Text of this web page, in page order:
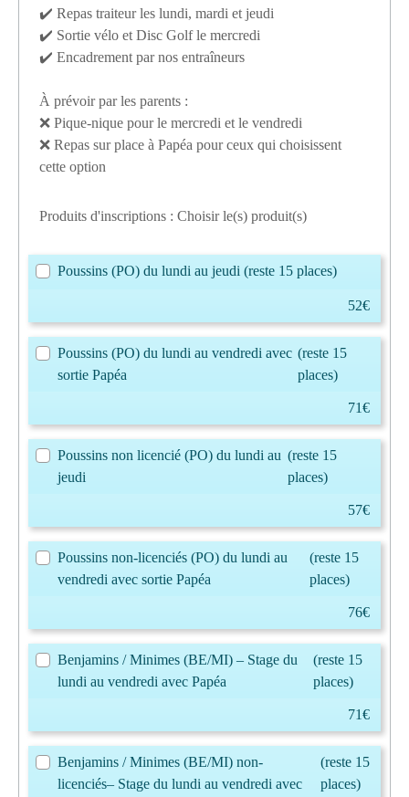
✔️ Repas traiteur les lundi, mardi et jeudi
✔️ Sortie vélo et Disc Golf le mercredi
✔️ Encadrement par nos entraîneurs
À prévoir par les parents :
❌ Pique-nique pour le mercredi et le vendredi
❌ Repas sur place à Papéa pour ceux qui choisissent
cette option
Produits d'inscriptions : Choisir le(s) produit(s)
Poussins (PO) du lundi au jeudi (reste 15 places)
52€
Poussins (PO) du lundi au vendredi avec
sortie Papéa
(reste 15
places)
71€
Poussins non licencié (PO) du lundi au
jeudi
(reste 15
places)
57€
Poussins non-licenciés (PO) du lundi au
vendredi avec sortie Papéa
(reste 15
places)
76€
Benjamins / Minimes (BE/MI) – Stage du
lundi au vendredi avec Papéa
(reste 15
places)
71€
Benjamins / Minimes (BE/MI) non-
licenciés– Stage du lundi au vendredi avec
(reste 15
places)